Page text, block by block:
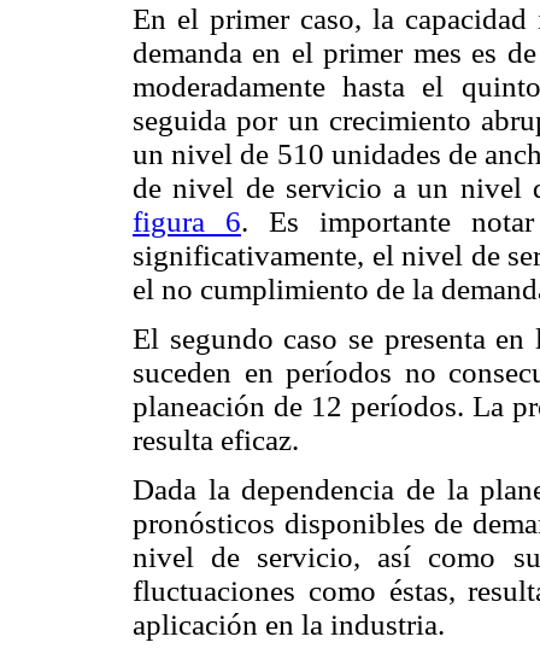
En el primer caso, la
demanda en el primer mes es
moderadamente hasta el
seguida por un crecimiento
un nivel de 510 unidades de
de nivel de servicio a un nivel
figura 6. Es importante
significativamente, el nivel de
el no cumplimiento de la
El segundo caso se presenta
suceden en períodos no
planeación de 12 períodos. La
resulta eficaz.
Dada la dependencia de la
pronósticos disponibles de
nivel de servicio, así como
fluctuaciones como éstas,
aplicación en la industria.